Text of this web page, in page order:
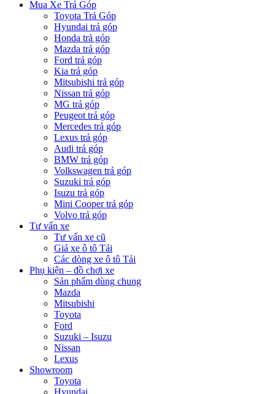
Mua Xe Trả Góp
Toyota Trả Góp
Hyundai trả góp
Honda trả góp
Mazda trả góp
Ford trả góp
Kia trả góp
Mitsubishi trả góp
Nissan trả góp
MG trả góp
Peugeot trả góp
Mercedes trả góp
Lexus trả góp
Audi trả góp
BMW trả góp
Volkswagen trả góp
Suzuki trả góp
Isuzu trả góp
Mini Cooper trả góp
Volvo trả góp
Tư vấn xe
Tư vấn xe cũ
Giá xe ô tô Tải
Các dòng xe ô tô Tải
Phụ kiện – đồ chơi xe
Sản phẩm dùng chung
Mazda
Mitsubishi
Toyota
Ford
Suzuki – Isuzu
Nissan
Lexus
Showroom
Toyota
Hyundai